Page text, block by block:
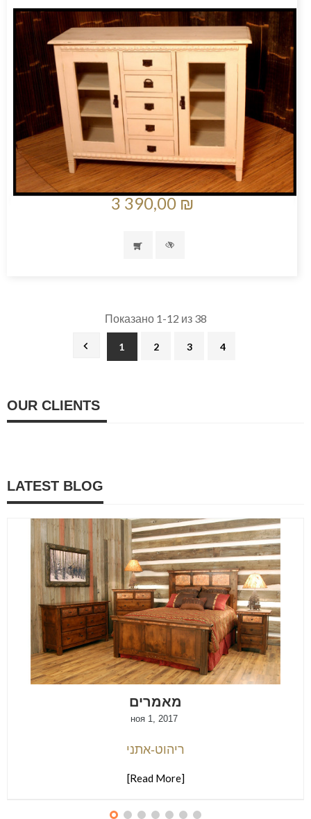
3 390,00 ₪
Показано 1-12 из 38
1 2 3 4

OUR CLIENTS
LATEST BLOG
מאמרים
ноя 1, 2017
ריהוט-אתני
[Read More]